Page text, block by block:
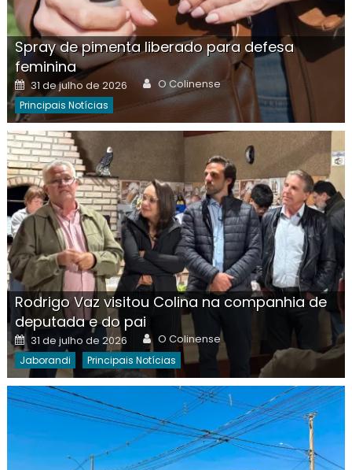
Spray de pimenta liberado para defesa
feminina
Posted
on
31 de julho de 2026 Author
O Colinense
Principais Notícias
Rodrigo Vaz visitou Colina na companhia de
deputada e do pai
Posted
on
31 de julho de 2026 Author
O Colinense
Jaborandi Principais Notícias